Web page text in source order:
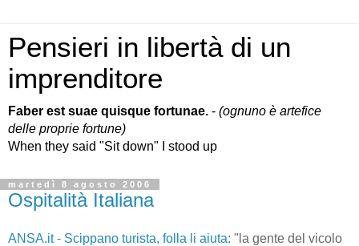
Pensieri in libertà di un
imprenditore
Faber est suae quisque fortunae. - (ognuno è artefice
delle proprie fortune)
When they said "Sit down" I stood up
martedì 8 agosto 2006
Ospitalità Italiana
ANSA.it - Scippano turista, folla li aiuta: "la gente del vicolo